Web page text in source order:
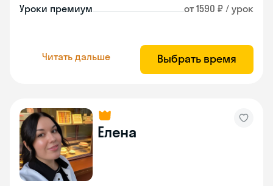
Уроки премиум от 1590 ₽ / урок
Читать дальше Выбрать время
Елена